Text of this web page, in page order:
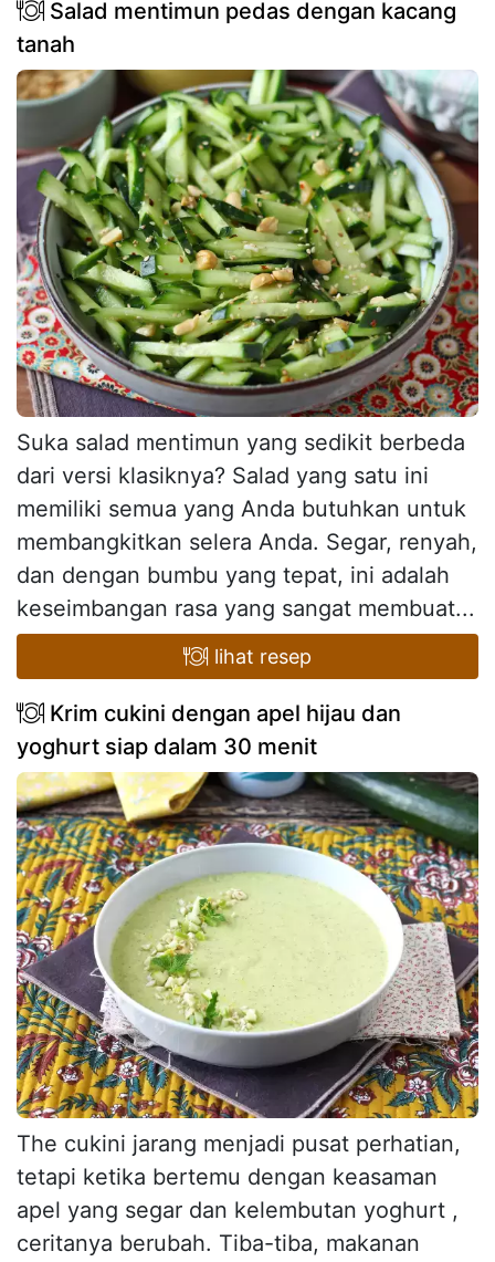
Salad mentimun pedas dengan kacang
tanah
Suka salad mentimun yang sedikit berbeda
dari versi klasiknya? Salad yang satu ini
memiliki semua yang Anda butuhkan untuk
membangkitkan selera Anda. Segar, renyah,
dan dengan bumbu yang tepat, ini adalah
keseimbangan rasa yang sangat membuat...
lihat resep
Krim cukini dengan apel hijau dan
yoghurt siap dalam 30 menit
The cukini jarang menjadi pusat perhatian,
tetapi ketika bertemu dengan keasaman
apel yang segar dan kelembutan yoghurt ,
ceritanya berubah. Tiba-tiba, makanan